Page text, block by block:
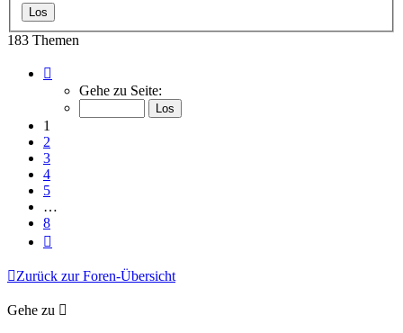
183 Themen
von
Gehe zu Seite:
1
2
3
4
5
…
8
Zurück zur Foren-Übersicht
Gehe zu